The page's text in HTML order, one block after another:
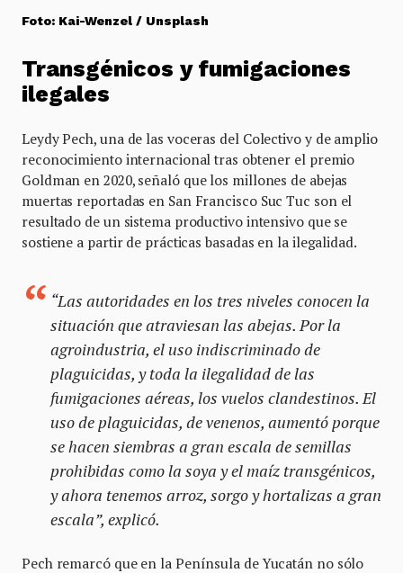
Foto: Kai-Wenzel / Unsplash
Transgénicos y fumigaciones
ilegales
Leydy Pech, una de las voceras del Colectivo y de amplio
reconocimiento internacional tras obtener el premio
Goldman en 2020, señaló que los millones de abejas
muertas reportadas en San Francisco Suc Tuc son el
resultado de un sistema productivo intensivo que se
sostiene a partir de prácticas basadas en la ilegalidad.
“Las autoridades en los tres niveles conocen la
situación que atraviesan las abejas. Por la
agroindustria, el uso indiscriminado de
plaguicidas, y toda la ilegalidad de las
fumigaciones aéreas, los vuelos clandestinos. El
uso de plaguicidas, de venenos, aumentó porque
se hacen siembras a gran escala de semillas
prohibidas como la soya y el maíz transgénicos,
y ahora tenemos arroz, sorgo y hortalizas a gran
escala”, explicó.
Pech remarcó que en la Península de Yucatán no sólo